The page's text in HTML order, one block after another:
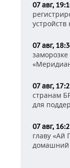
07 авг,
устройств
07 авг,
07 авг,
странам
для
07 авг,
главу «Ай
домашний